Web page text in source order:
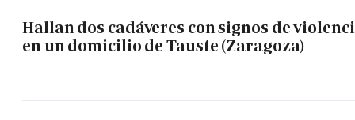
Hallan dos cadáveres con signos de
en un domicilio de Tauste (Zaragoza)